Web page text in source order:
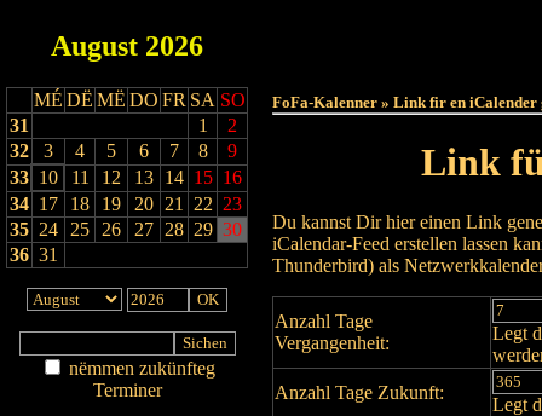
August 2026
MÉ DË MË DO FR SA SO
31
1
2
32
3 4 5 6 7 8
9
33 10 11 12 13 14 15 16
34 17 18 19 20 21 22 23
35 24 25 26 27 28 29 30
36 31
nëmmen zukünfteg
Terminer
FoFa-Kalenner » Link fir en iCalender
Link
Du kannst Dir hier einen Link
iCalendar-Feed erstellen lassen
Thunderbird) als
Anzahl Tage
Vergangenheit:
Legt
Anzahl Tage Zukunft:
Legt